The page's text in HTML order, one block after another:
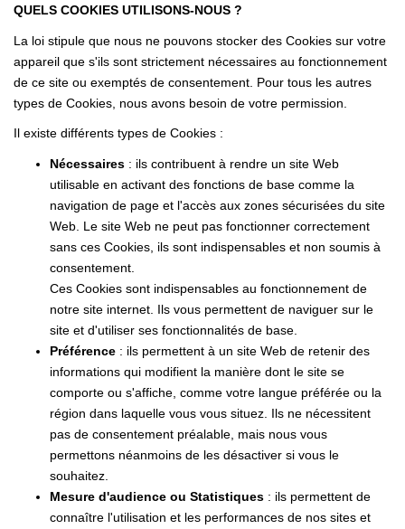
QUELS COOKIES UTILISONS-NOUS ?
La loi stipule que nous ne pouvons stocker des Cookies sur votre
appareil que s'ils sont strictement nécessaires au fonctionnement
de ce site ou exemptés de consentement. Pour tous les autres
types de Cookies, nous avons besoin de votre permission.
Il existe différents types de Cookies :
Nécessaires : ils contribuent à rendre un site Web
utilisable en activant des fonctions de base comme la
navigation de page et l'accès aux zones sécurisées du site
Web. Le site Web ne peut pas fonctionner correctement
sans ces Cookies, ils sont indispensables et non soumis à
consentement.
Ces Cookies sont indispensables au fonctionnement de
notre site internet. Ils vous permettent de naviguer sur le
site et d'utiliser ses fonctionnalités de base.
Préférence : ils permettent à un site Web de retenir des
informations qui modifient la manière dont le site se
comporte ou s'affiche, comme votre langue préférée ou la
région dans laquelle vous vous situez. Ils ne nécessitent
pas de consentement préalable, mais nous vous
permettons néanmoins de les désactiver si vous le
souhaitez.
Mesure d'audience ou Statistiques : ils permettent de
connaître l'utilisation et les performances de nos sites et